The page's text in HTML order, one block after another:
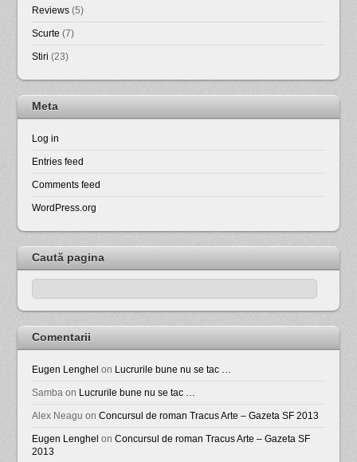
Reviews (5)
Scurte (7)
Stiri (23)
Meta
Log in
Entries feed
Comments feed
WordPress.org
Caută pagina
Comentarii
Eugen Lenghel on Lucrurile bune nu se tac …
Samba on Lucrurile bune nu se tac …
Alex Neagu onConcursul de roman Tracus Arte – Gazeta SF 2013
Eugen Lenghel onConcursul de roman Tracus Arte – Gazeta SF
2013